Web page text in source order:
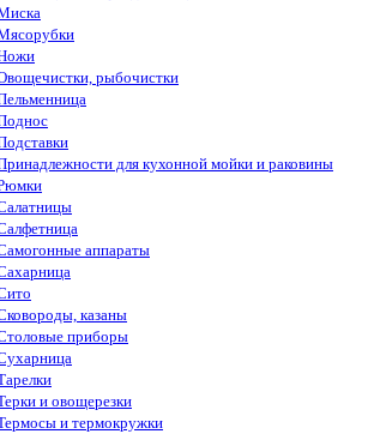
рыбочистки
для кухонной мойки и раковины
аппараты
казаны
приборы
и овощерезки
и термокружки